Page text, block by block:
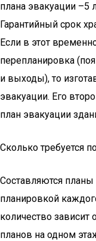
плана эвакуации –5
Гарантийный срок
Если в этот
перепланировка
и выходы), то
эвакуации. Его
план эвакуации
Сколько требуется
Составляются планы
планировкой
количество зависит
планов на одном